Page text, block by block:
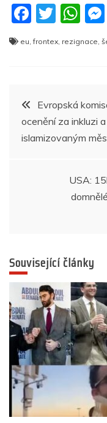
F
a
c
o
o
T
itt
W
at
p
p
eu ,frontex rezignace
Navigace
pro
Evropská
ocenění za inkluzi
islamizovaným
USA:
Související články